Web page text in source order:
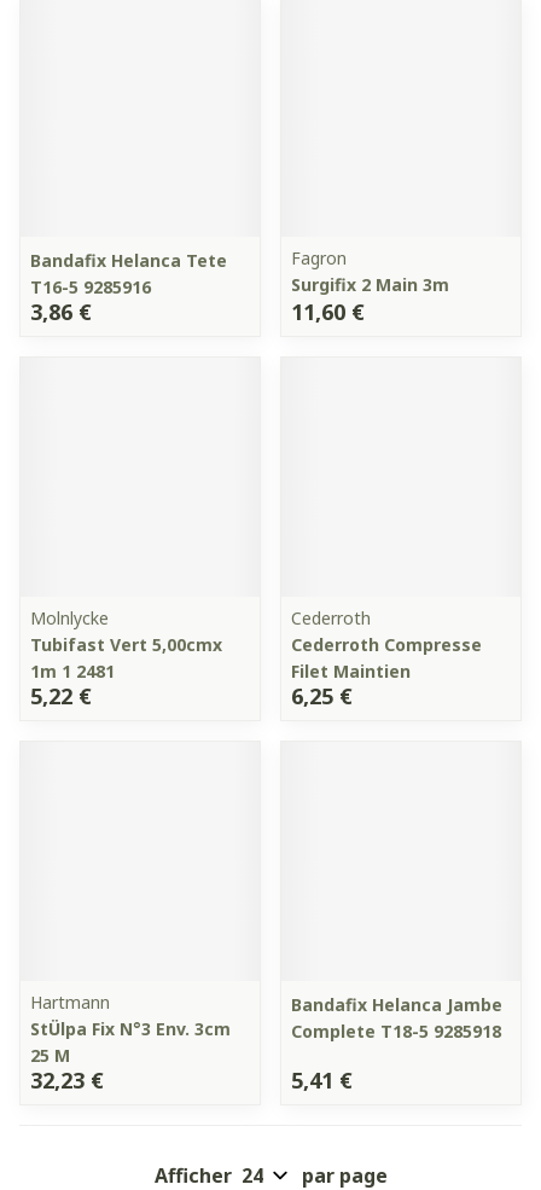
Bandafix Helanca Tete
T16-5 9285916
3,86 €
Fagron
Surgifix 2 Main 3m
11,60 €
Molnlycke
Tubifast Vert 5,00cmx
1m 1 2481
5,22 €
Cederroth
Cederroth Compresse
Filet Maintien
6,25 €
Hartmann
StÜlpa Fix N°3 Env. 3cm
25 M
32,23 €
Bandafix Helanca Jambe
Complete T18-5 9285918
5,41 €
Afficher par page